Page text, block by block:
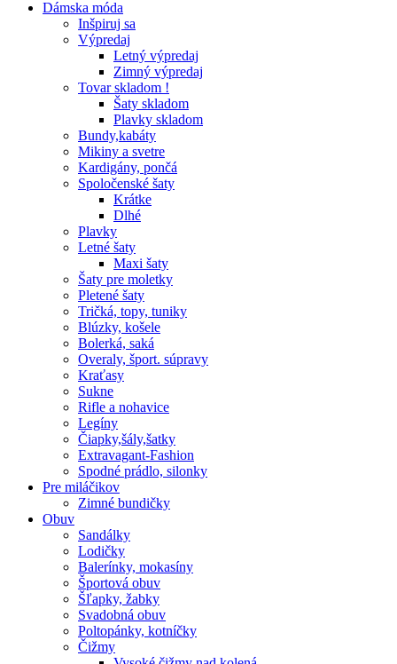
Dámska móda
Inšpiruj sa
Výpredaj
Letný výpredaj
Zimný výpredaj
Tovar skladom !
Šaty skladom
Plavky skladom
Bundy,kabáty
Mikiny a svetre
Kardigány, pončá
Spoločenské šaty
Krátke
Dlhé
Plavky
Letné šaty
Maxi šaty
Šaty pre moletky
Pletené šaty
Tričká, topy, tuniky
Blúzky, košele
Bolerká, saká
Overaly, šport. súpravy
Kraťasy
Sukne
Rifle a nohavice
Legíny
Čiapky,šály,šatky
Extravagant-Fashion
Spodné prádlo, silonky
Pre miláčikov
Zimné bundičky
Obuv
Sandálky
Lodičky
Balerínky, mokasíny
Športová obuv
Šľapky, žabky
Svadobná obuv
Poltopánky, kotníčky
Čižmy